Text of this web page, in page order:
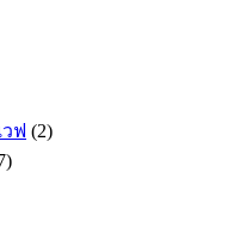
ฟ (2)